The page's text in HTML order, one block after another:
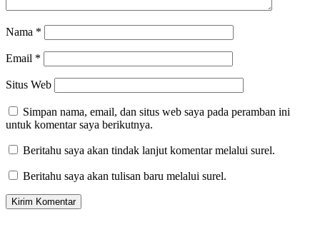
Nama *
Email *
Situs Web
Simpan nama, email, dan situs web saya pada peramban ini
untuk komentar saya berikutnya.
Beritahu saya akan tindak lanjut komentar melalui surel.
Beritahu saya akan tulisan baru melalui surel.